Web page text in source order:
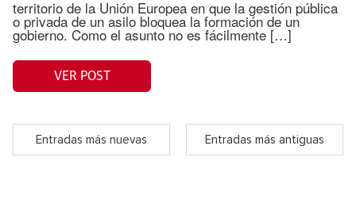
territorio de la Unión Europea en que la gestión pública
o privada de un asilo bloquea la formación de un
gobierno. Como el asunto no es fácilmente […]
VER POST
Entradas más nuevas Entradas más antiguas